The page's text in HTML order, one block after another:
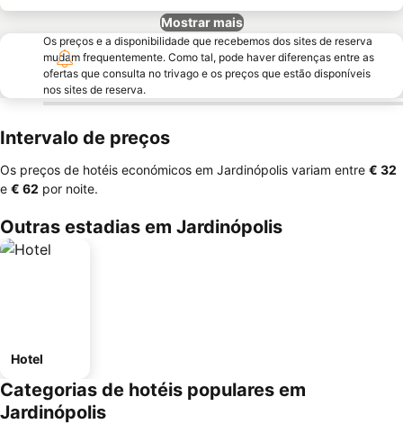
Mostrar mais
Os preços e a disponibilidade que recebemos dos sites de reserva
mudam frequentemente. Como tal, pode haver diferenças entre as
ofertas que consulta no trivago e os preços que estão disponíveis
nos sites de reserva.
Intervalo de preços
Os preços de hotéis económicos em Jardinópolis variam entre ‎€ 32
e ‎€ 62 por noite.
Outras estadias em Jardinópolis
Hotel
Categorias de hotéis populares em
Jardinópolis